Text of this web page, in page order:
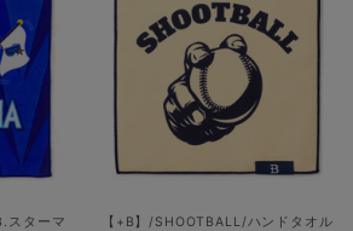
スターマ
【+B】/SHOOTBALL/ハンドタオル